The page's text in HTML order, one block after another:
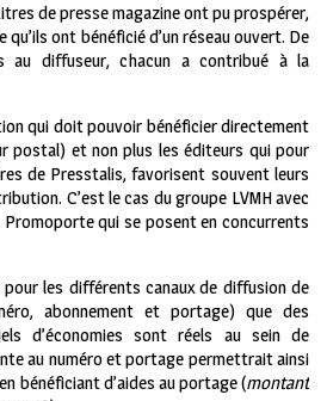
de presse magazine ont pu prospérer,
ont bénéficié d’un réseau ouvert. De
au diffuseur, chacun a contribué à la
qui doit pouvoir bénéficier directement
postal) et non plus les éditeurs qui pour
de Presstalis, favorisent souvent leurs
C’est le cas du groupe LVMH avec
qui se posent en concurrents
les différents canaux de diffusion de
abonnement et portage) que des
d’économies sont réels au sein de
au numéro et portage permettrait ainsi
bénéficiant d’aides au portage (montant